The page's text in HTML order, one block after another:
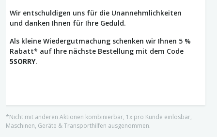
Wir entschuldigen uns für die Unannehmlichkeiten
und danken Ihnen für Ihre Geduld.
Als kleine Wiedergutmachung schenken wir Ihnen 5 %
Rabatt* auf Ihre nächste Bestellung mit dem Code
5SORRY.
*Nicht mit anderen Aktionen kombinierbar, 1x pro Kunde einlösbar,
Maschinen, Geräte & Transporthilfen ausgenommen.